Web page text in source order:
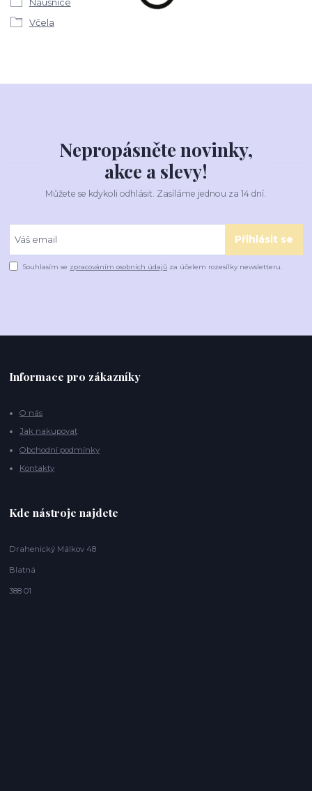
Náušnice
Včela
Nepropásněte novinky,
akce a slevy!
Můžete se kdykoli odhlásit. Zasíláme jednou za 14 dní.
Přihlásit se
Souhlasím se zpracováním osobních údajů za účelem rozesílky newsletteru.
Informace pro zákazníky
O nás
Jak nakupovat
Obchodní podmínky
Kontakty
Kde nástroje najdete
Drahenický Málkov 48
Blatná
388 01